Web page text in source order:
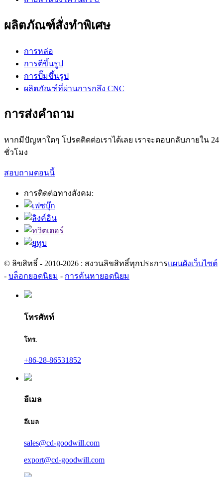
ผลิตภัณฑ์สั่งทำพิเศษ
การหล่อ
การตีขึ้นรูป
การปั๊มขึ้นรูป
ผลิตภัณฑ์ที่ผ่านการกลึง CNC
การส่งคำถาม
หากมีปัญหาใดๆ โปรดติดต่อเราได้เลย เราจะตอบกลับภายใน 24
ชั่วโมง
สอบถามตอนนี้
การติดต่อทางสังคม:
© ลิขสิทธิ์ - 2010-2026 : สงวนลิขสิทธิ์ทุกประการแผนผังเว็บไซต์
- บล็อกยอดนิยม - การค้นหายอดนิยม
โทรศัพท์
โทร.
+86-28-86531852
อีเมล
อีเมล
sales@cd-goodwill.com
export@cd-goodwill.com